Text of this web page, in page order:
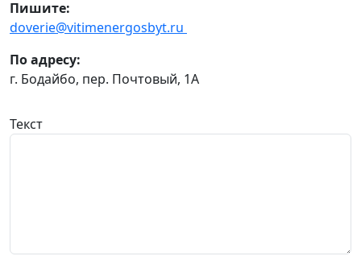
Пишите:
doverie@vitimenergosbyt.ru
По адресу:
г. Бодайбо, пер. Почтовый, 1А
Текст